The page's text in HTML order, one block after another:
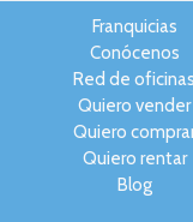
Franquicias
Conócenos
Red de oficinas
Quiero vender
Quiero
Quiero rentar
Blog